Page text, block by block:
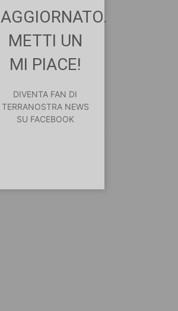
AGGIORNATO.
METTI UN
MI PIACE!
DIVENTA FAN DI
TERRANOSTRA NEWS
SU FACEBOOK